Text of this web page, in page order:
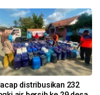
distribusikan 232